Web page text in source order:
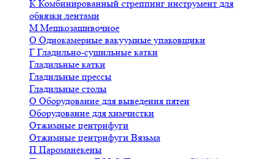
К Комбинированный стреппинг инструмент для
обвязки лентами
М Мешкозашивочное
О Однокамерные вакуумные упаковщики
Г Гладильно-сушильные катки
Гладильные катки
Гладильные прессы
Гладильные столы
О Оборудование для выведения пятен
Оборудование для химчистки
Отжимные центрифуги
Отжимные центрифуги Вязьма
П Пароманекены